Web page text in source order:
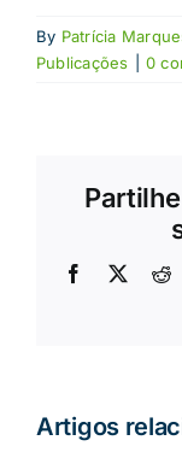
By Patrícia
Publicações
0
Facebook
X
Artigos